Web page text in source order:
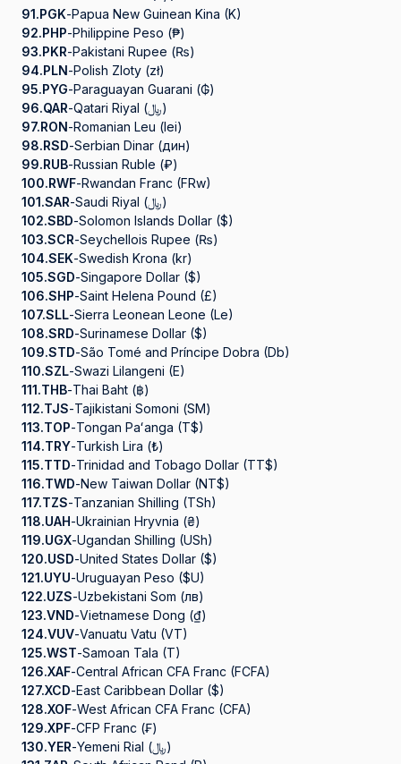
91.PGK-Papua New Guinean Kina (K)
92.PHP-Philippine Peso (₱)
93.PKR-Pakistani Rupee (₨)
94.PLN-Polish Zloty (zł)
95.PYG-Paraguayan Guarani (₲)
96.QAR-
Qatari Riyal (﷼)
97.RON-Romanian Leu (lei)
98.RSD-Serbian Dinar (дин)
99.RUB-Russian Ruble (₽)
100.RWF-Rwandan Franc (FRw)
101.SAR-
Saudi Riyal (﷼)
102.SBD-Solomon Islands Dollar ($)
103.SCR-Seychellois Rupee (₨)
104.SEK-Swedish Krona (kr)
105.SGD-Singapore Dollar ($)
106.SHP-Saint Helena Pound (£)
107.SLL-Sierra Leonean Leone (Le)
108.SRD-Surinamese Dollar ($)
109.STD-São Tomé and Príncipe Dobra (Db)
110.SZL-Swazi Lilangeni (E)
111.THB-Thai Baht (฿)
112.TJS-Tajikistani Somoni (ЅМ)
113.TOP-Tongan Paʻanga (T$)
114.TRY-Turkish Lira (₺)
115.TTD-Trinidad and Tobago Dollar (TT$)
116.TWD-New Taiwan Dollar (NT$)
117.TZS-Tanzanian Shilling (TSh)
118.UAH-Ukrainian Hryvnia (₴)
119.UGX-Ugandan Shilling (USh)
120.USD-United States Dollar ($)
121.UYU-Uruguayan Peso ($U)
122.UZS-Uzbekistani Som (лв)
123.VND-Vietnamese Dong (₫)
124.VUV-Vanuatu Vatu (VT)
125.WST-Samoan Tala (T)
126.XAF-Central African CFA Franc (FCFA)
127.XCD-East Caribbean Dollar ($)
128.XOF-West African CFA Franc (CFA)
129.XPF-CFP Franc (₣)
130.YER-
Yemeni Rial (﷼)